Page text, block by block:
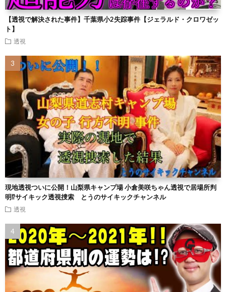
【透視で解決された事件】千葉県小2失踪事件【ジェラルド・クロワゼッ
ト】
透視
現地透視ついに公開！山梨県キャンプ場 小倉美咲ちゃん透視で居場所判
明⁉︎サイキック透視捜索 とうのサイキックチャンネル
透視